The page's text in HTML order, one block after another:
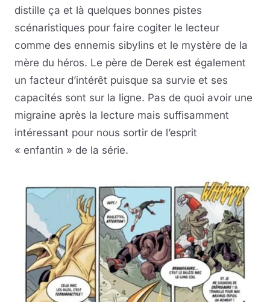
distille ça et là quelques bonnes pistes
scénaristiques pour faire cogiter le lecteur
comme des ennemis sibylins et le mystère de la
mère du héros. Le père de Derek est également
un facteur d’intérêt puisque sa survie et ses
capacités sont sur la ligne. Pas de quoi avoir une
migraine après la lecture mais suffisamment
intéressant pour nous sortir de l’esprit
« enfantin » de la série.